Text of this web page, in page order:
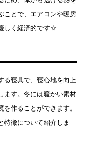
ことで、エアコンや暖房
しく経済的です☆
る寝具で、寝心地を向上
ます。冬には暖かい素材
作ることができます。
特徴について紹介しま